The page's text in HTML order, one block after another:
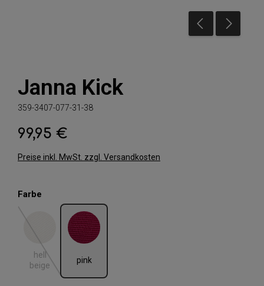
Janna Kick
359-3407-077-31-38
Regulärer Preis:
99,95 €
Preise inkl. MwSt. zzgl. Versandkosten
Farbe
hell
beige
(Diese Option ist zurzeit nicht verfügbar.)
pink
pink